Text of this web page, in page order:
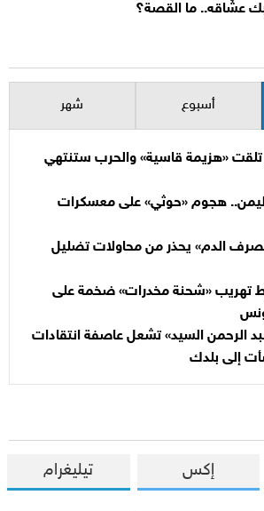
عشّاقه.. ما القصة؟
أسبوع شهر
تلقت «هزيمة قاسية» والحرب ستنتهي
هجوم «حوثي» على معسكرات
الدم» يحذر من محاولات تضليل
تهريب «شحنة مخدرات» ضخمة على
الرحمن السيد» تشعل عاصفة انتقادات
إلى بلدك
إكس تيليغرام